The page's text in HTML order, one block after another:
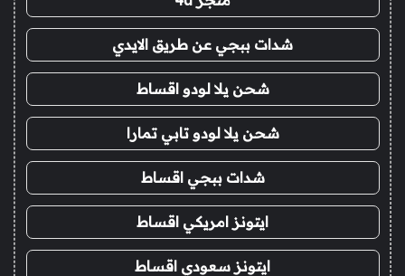
شدات ببجي عن طريق الايدي
شحن يلا لودو اقساط
شحن يلا لودو تابي تمارا
شدات ببجي اقساط
ايتونز امريكي اقساط
ايتونز سعودي اقساط